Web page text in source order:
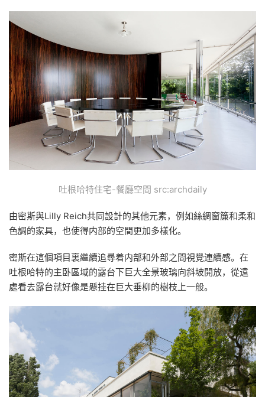
吐根哈特住宅-餐廳空間 src:archdaily
由密斯與Lilly Reich共同設計的其他元素，例如絲綢窗簾和柔和
色調的家具，也使得内部的空間更加多樣化。
密斯在這個項目裏繼續追尋着内部和外部之間視覺連續感。在
吐根哈特的主卧區域的露台下巨大全景玻璃向斜坡開放，從遠
處看去露台就好像是懸挂在巨大垂柳的樹枝上一般。